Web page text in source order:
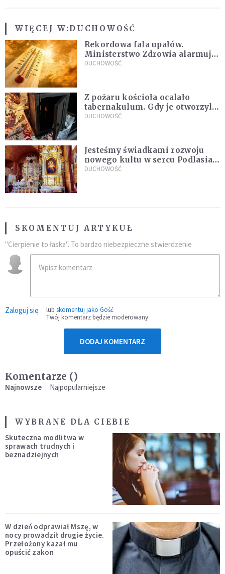
WIĘCEJ W:DUCHOWOŚĆ
Rekordowa fala upałów.
Ministerstwo Zdrowia alarmuje
po doświadczeniach z czerwca
DUCHOWOŚĆ
Z pożaru kościoła ocalało
tabernakulum. Gdy je otworzyli,
"zapach świeżego chleba
DUCHOWOŚĆ
Jesteśmy świadkami rozwoju
nowego kultu w sercu Podlasia.
"Ruszyła prawdziwa lawina
DUCHOWOŚĆ
SKOMENTUJ ARTYKUŁ
"Cierpienie to łaska". To bardzo niebezpieczne stwierdzenie
Zaloguj się lub skomentuj jako Gość
Twój komentarz będzie moderowany
DODAJ KOMENTARZ
Komentarze ()
Najnowsze Najpopularniejsze
WYBRANE DLA CIEBIE
Skuteczna modlitwa w
sprawach trudnych i
beznadziejnych
W dzień odprawiał Mszę, w
nocy prowadził drugie życie.
Przełożony kazał mu
opuścić zakon